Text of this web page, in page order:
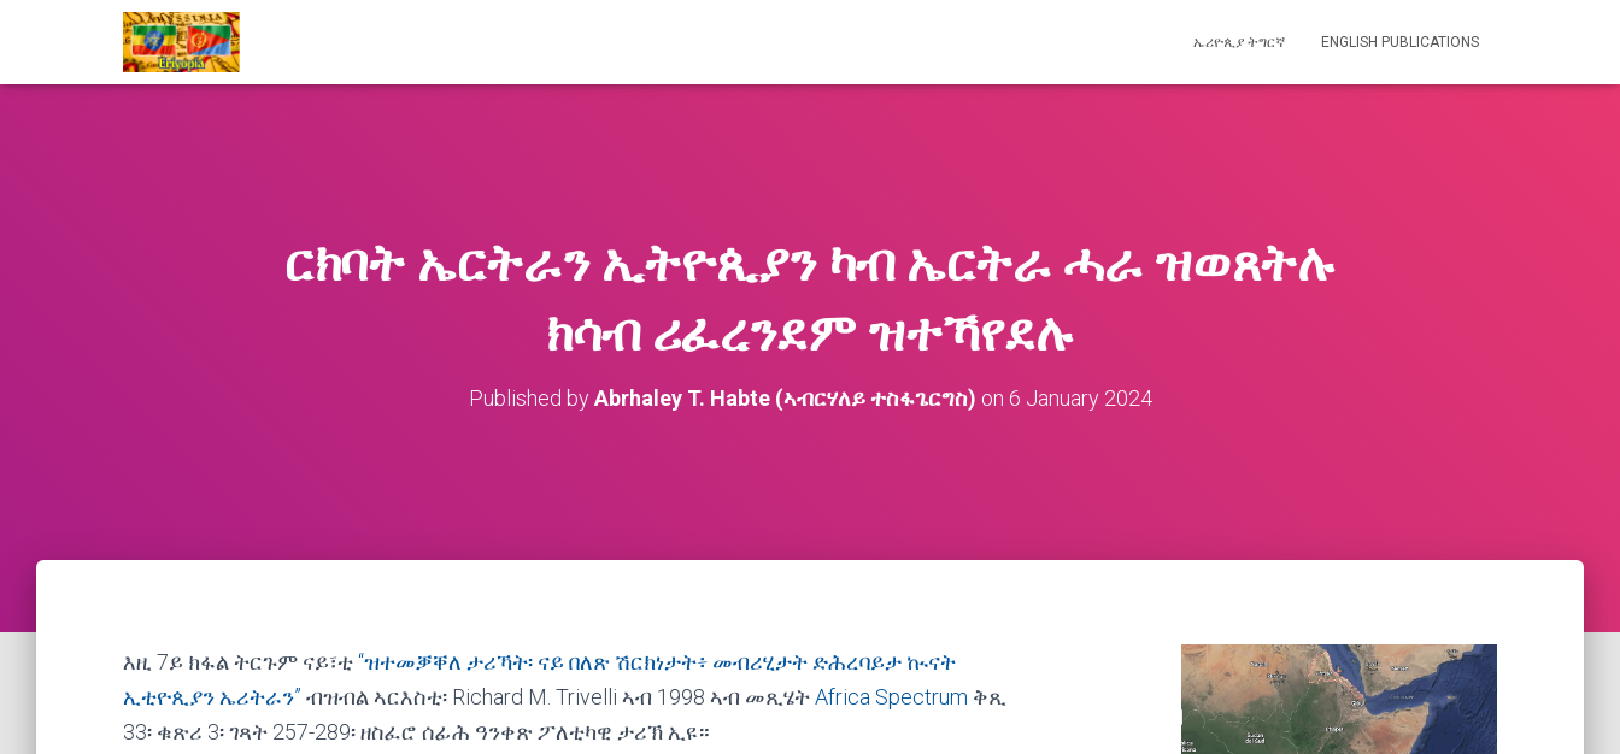
ኤሪዮጲያ ትግርኛ ENGLISH PUBLICATIONS
ርክባት ኤርትራን ኢትዮጲያን ካብ ኤርትራ ሓራ ዝወጸትሉ
ክሳብ ሪፈረንደም ዝተኻየደሉ
Published byAbrhaley T. Habte (ኣብርሃለይ ተስፋጌርግስ) on 6 January 2024
እዚ 7ይ ክፋል ትርጉም ናይ፣ቲ“ዝተመቓቐለ ታሪኻት፡ ናይ በለጽ ሽርክነታት፥ መብሪሂታት ድሕረባይታ ኲናት
ኢቲዮጲያን ኤሪትራን” ብዝብል ኣርእስቲ፡ Richard M. Trivelli ኣብ 1998 ኣብ መጺሄትAfrica Spectrum ቅጺ
33፡ ቁጽሪ 3፡ ገጻት 257-289፡ ዘስፈሮ ሰፊሕ ዓንቀጽ ፖለቲካዊ ታሪኽ ኢዩ።